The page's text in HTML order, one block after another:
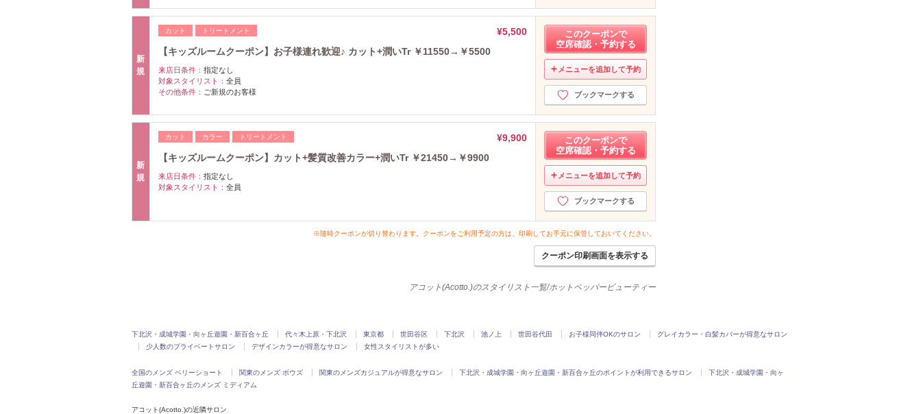
新
規
カット トリートメント
¥5,500
【キッズルームクーポン】お子様連れ歓迎♪ カット+潤いTr ￥11550→￥5500
来店日条件： 指定なし
対象スタイリスト： 全員
その他条件： ご新規のお客様
このクーポンで
空席確認・予約する
メニューを追加して予約
ブックマークする
新
規
カット カラー トリートメント
¥9,900
【キッズルームクーポン】カット+髪質改善カラー+潤いTr ￥21450→￥9900
来店日条件： 指定なし
対象スタイリスト： 全員
このクーポンで
空席確認・予約する
メニューを追加して予約
ブックマークする
※随時クーポンが切り替わります。クーポンをご利用予定の方は、印刷してお手元に保管しておいてください。
クーポン印刷画面を表示する
アコット(Acotto.)のスタイリスト一覧/ホットペッパービューティー
下北沢・成城学園・向ヶ丘遊園・新百合ヶ丘 代々木上原・下北沢 東京都 世田谷区 下北沢 池ノ上 世田谷代田 お子様同伴OKのサロン
グレイカラー・白髪カバーが得意なサロン
少人数のプライベートサロン
デザインカラーが得意なサロン 女性スタイリストが多い
全国のメンズ ベリーショート 関東のメンズ ボウズ 関東のメンズカジュアルが得意なサロン 下北沢・成城学園・向ヶ丘遊園・新百合ヶ丘のポイントが利用できるサロン
下北沢・成城学園・向ヶ
丘遊園・新百合ヶ丘のメンズ ミディアム
アコット(Acotto.)の近隣サロン